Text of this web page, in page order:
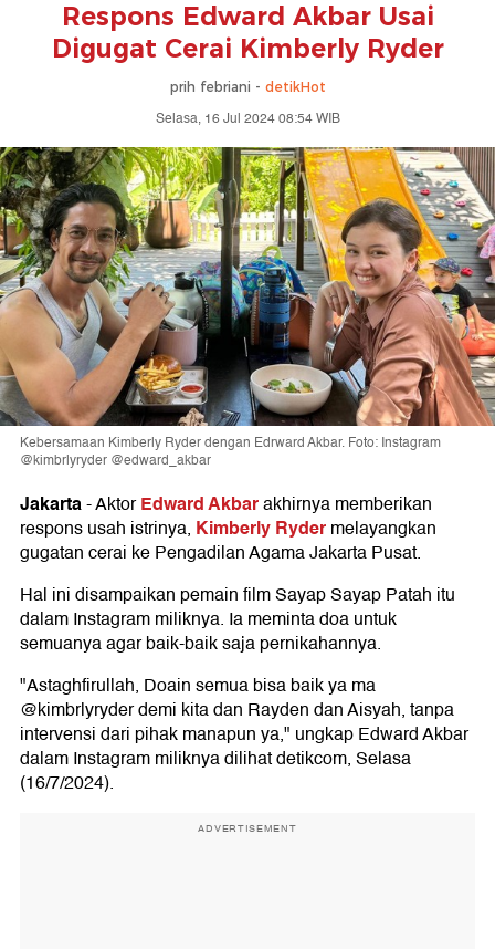
Respons Edward Akbar Usai
Digugat Cerai Kimberly Ryder
prih febriani - detikHot
Selasa, 16 Jul 2024 08:54 WIB
Kebersamaan Kimberly Ryder dengan Edrward Akbar. Foto: Instagram
@kimbrlyryder @edward_akbar
Jakarta-AktorEdward Akbarakhirnya memberikan
respons usah istrinya, Kimberly Rydermelayangkan
gugatan cerai ke Pengadilan Agama Jakarta Pusat.
Hal ini disampaikan pemain film Sayap Sayap Patah itu
dalam Instagram miliknya. Ia meminta doa untuk
semuanya agar baik-baik saja pernikahannya.
"Astaghfirullah, Doain semua bisa baik ya ma
@kimbrlyryder demi kita dan Rayden dan Aisyah, tanpa
intervensi dari pihak manapun ya," ungkap Edward Akbar
dalam Instagram miliknya dilihat detikcom, Selasa
(16/7/2024).
ADVERTISEMENT